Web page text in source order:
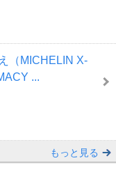
（MICHELIN X-
...
もっと見る